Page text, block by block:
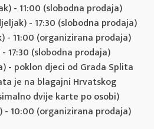
- 11:00 (slobodna prodaja)
- 17:30 (slobodna prodaja)
- 11:00 (organizirana prodaja)
- 17:30 (slobodna prodaja)
- poklon djeci od Grada Splita
je na blagajni Hrvatskog
dvije karte po osobi)
- 10:00 (organizirana prodaja)